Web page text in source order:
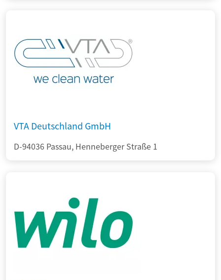
VTA Deutschland GmbH
D-94036 Passau, Henneberger Straße 1